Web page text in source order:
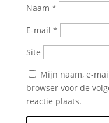
Naam *
E-mail *
Site
Mijn naam, e-
browser voor de
reactie plaats.